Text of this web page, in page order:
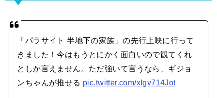
「パラサイト 半地下の家族」の先行上映に行って
きました！今はもうとにかく面白いので観てくれ
としか言えません。ただ強いて言うなら、ギジョ
ンちゃんが推せる pic.twitter.com/xIgv714Jot